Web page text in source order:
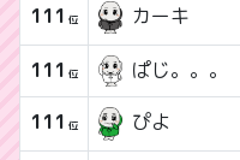
111 位 カーキ
111 位 ぱじ。。。
111 位 ぴよ